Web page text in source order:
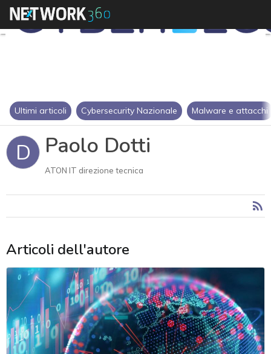
Ultimi articoli Cybersecurity Nazionale Malware e attacchi
D Paolo Dotti
ATON IT direzione tecnica
Articoli dell'autore